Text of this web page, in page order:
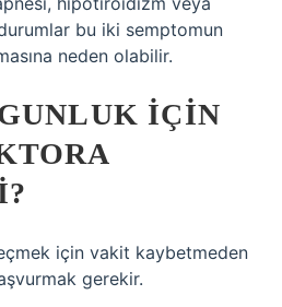
bu iki semptomun
neden olabilir.
IÇIN
için vakit kaybetmeden
gerekir.